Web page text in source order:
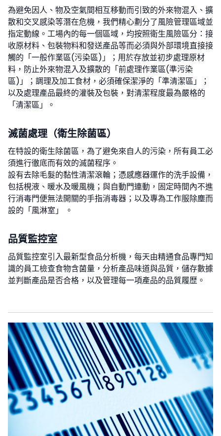
為避免因人、物及空氣間相互移動而引致的外來物混入、擴
散和交叉感染等潛在危機，我們精心劃分了風險管理區域並
指定動線。工場內的每一個區域，均按照衛生風險區分：接
收原材料、包裝物料和發送產品等而必須與外部環境直接接
觸的「一般作業區(污染區)」；用於存放並初步處理原材
料，防止外來物混入及擴散的「前處理作業區(準污染
區)」；調理及加工食材，必須確保潔淨的「準清潔區」；
以及處理產品最終的灌裝及包裝，對清潔程度最為嚴格的
「清潔區」。
滅菌處理（衛生除菌區）
在特設的衛生除菌區，為了避免來自人的污染，所有員工必
須進行徹底而有效的滅菌程序。
設有去除毛髮的黏性清潔滾輪；憑感應器運作的洗手設備，
包括梘液、暖水及暖風機；與自動門連動，固定時間內不進
行消毒門便無法開關的手指消毒器；以及專為工作服除塵而
設的「風淋室」 。
品質監控室
品質監控室引入最新型食品分析機，每天由精通食品專門知
識的員工檢查食物含菌量，分析產品味道與品質，儲存數據
並判斷產品是否合格，以及管理每一項產品的品質履歴。